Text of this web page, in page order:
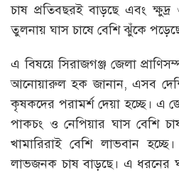
চাষ প্রতিবছরই বাড়ছে এবং
তুলনায় ঘাস চাষে বেশি ঝুঁকে
এ বিষয়ে সিরাজগঞ্জ জেলা
আনোয়ারুল হক জানান, এসব দেশি
কৃষকদের পরামর্শ দেয়া হচ্ছে। এ
পাকচং ও নেপিয়ার ঘাস বেশি
খামারিরাই বেশি লাভবান
লাভজনক চাষ বাড়ছে। এ ধরনের